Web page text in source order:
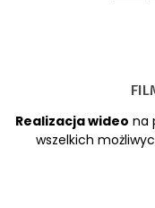
Realizacja wideo na
wszelkich